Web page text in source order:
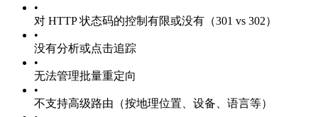
•
对 HTTP 状态码的控制有限或没有（301 vs 302）
•
没有分析或点击追踪
•
无法管理批量重定向
•
不支持高级路由（按地理位置、设备、语言等）